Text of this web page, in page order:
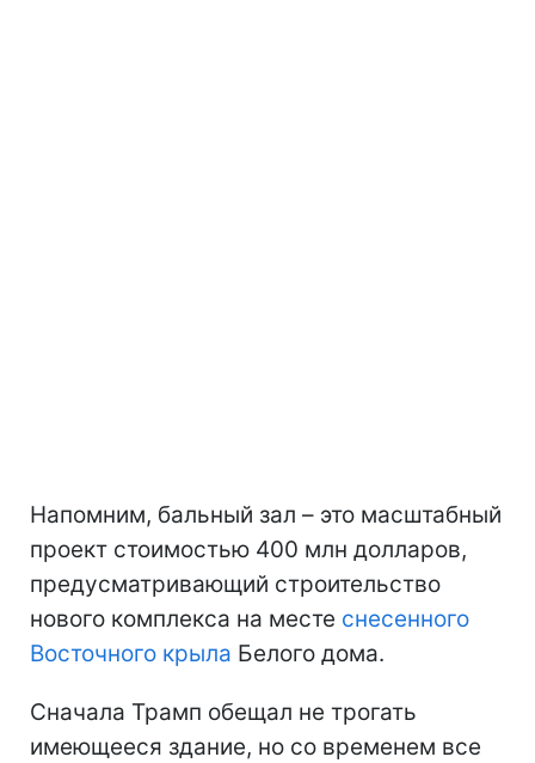
Напомним, бальный зал – это масштабный
проект стоимостью 400 млн долларов,
предусматривающий строительство
нового комплекса на месте снесенного
Восточного крыла Белого дома.
Сначала Трамп обещал не трогать
имеющееся здание, но со временем все